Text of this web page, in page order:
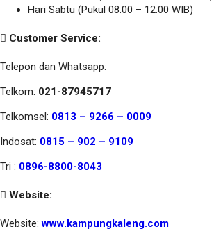
Hari Sabtu (Pukul 08.00 – 12.00 WIB)
Customer Service:
Telepon dan Whatsapp:
Telkom: 021-87945717
Telkomsel: 0813 – 9266 – 0009
Indosat: 0815 – 902 – 9109
Tri : 0896-8800-8043
Website:
Website:www.kampungkaleng.com